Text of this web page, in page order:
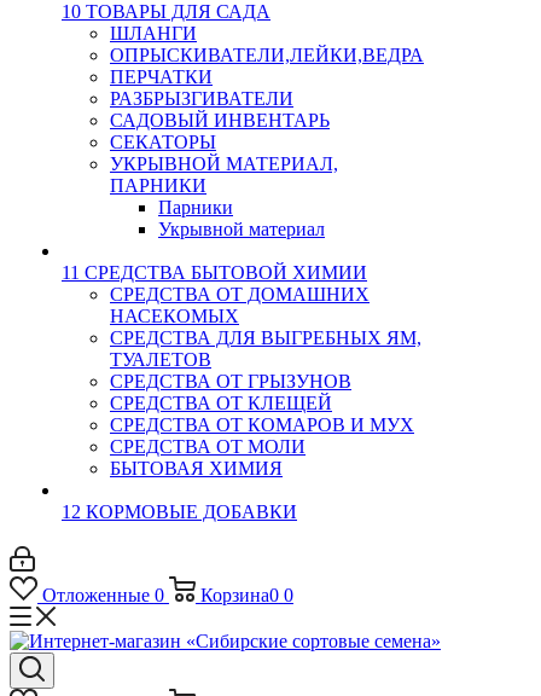
10 ТОВАРЫ ДЛЯ САДА
ШЛАНГИ
ОПРЫСКИВАТЕЛИ,ЛЕЙКИ,ВЕДРА
ПЕРЧАТКИ
РАЗБРЫЗГИВАТЕЛИ
САДОВЫЙ ИНВЕНТАРЬ
СЕКАТОРЫ
УКРЫВНОЙ МАТЕРИАЛ,
ПАРНИКИ
Парники
Укрывной материал
11 СРЕДСТВА БЫТОВОЙ ХИМИИ
СРЕДСТВА ОТ ДОМАШНИХ
НАСЕКОМЫХ
СРЕДСТВА ДЛЯ ВЫГРЕБНЫХ ЯМ,
ТУАЛЕТОВ
СРЕДСТВА ОТ ГРЫЗУНОВ
СРЕДСТВА ОТ КЛЕЩЕЙ
СРЕДСТВА ОТ КОМАРОВ И МУХ
СРЕДСТВА ОТ МОЛИ
БЫТОВАЯ ХИМИЯ
12 КОРМОВЫЕ ДОБАВКИ
Отложенные 0 Корзина0 0